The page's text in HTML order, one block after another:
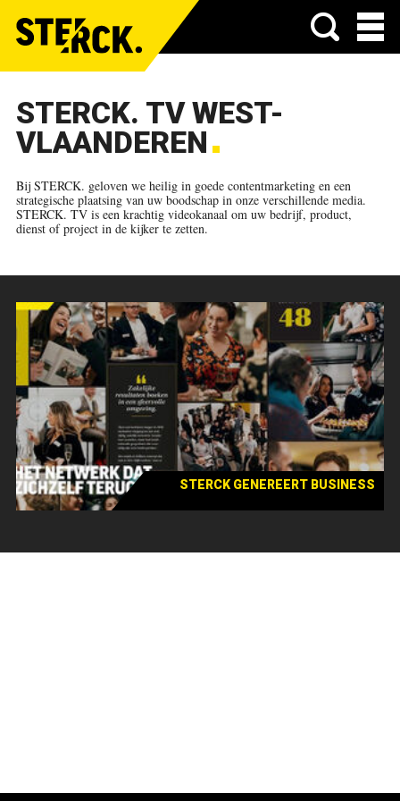
Menu
STERCK. TV WEST-
VLAANDEREN
Bij STERCK. geloven we heilig in goede contentmarketing en een
strategische plaatsing van uw boodschap in onze verschillende media.
STERCK. TV is een krachtig videokanaal om uw bedrijf, product,
dienst of project in de kijker te zetten.
STERCK GENEREERT BUSINESS